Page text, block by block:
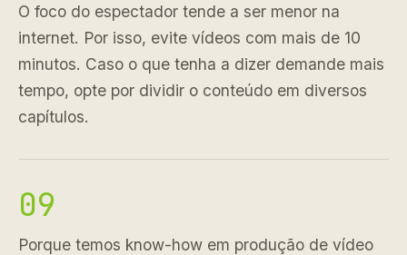
O foco do espectador tende a ser menor na
internet. Por isso, evite vídeos com mais de 10
minutos. Caso o que tenha a dizer demande mais
tempo, opte por dividir o conteúdo em diversos
capítulos.
09
Porque temos know-how em produção de vídeo